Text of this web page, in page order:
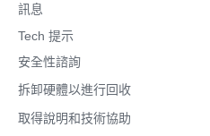
訊息
Tech 提示
安全性諮詢
拆卸硬體以進行回收
取得說明和技術協助